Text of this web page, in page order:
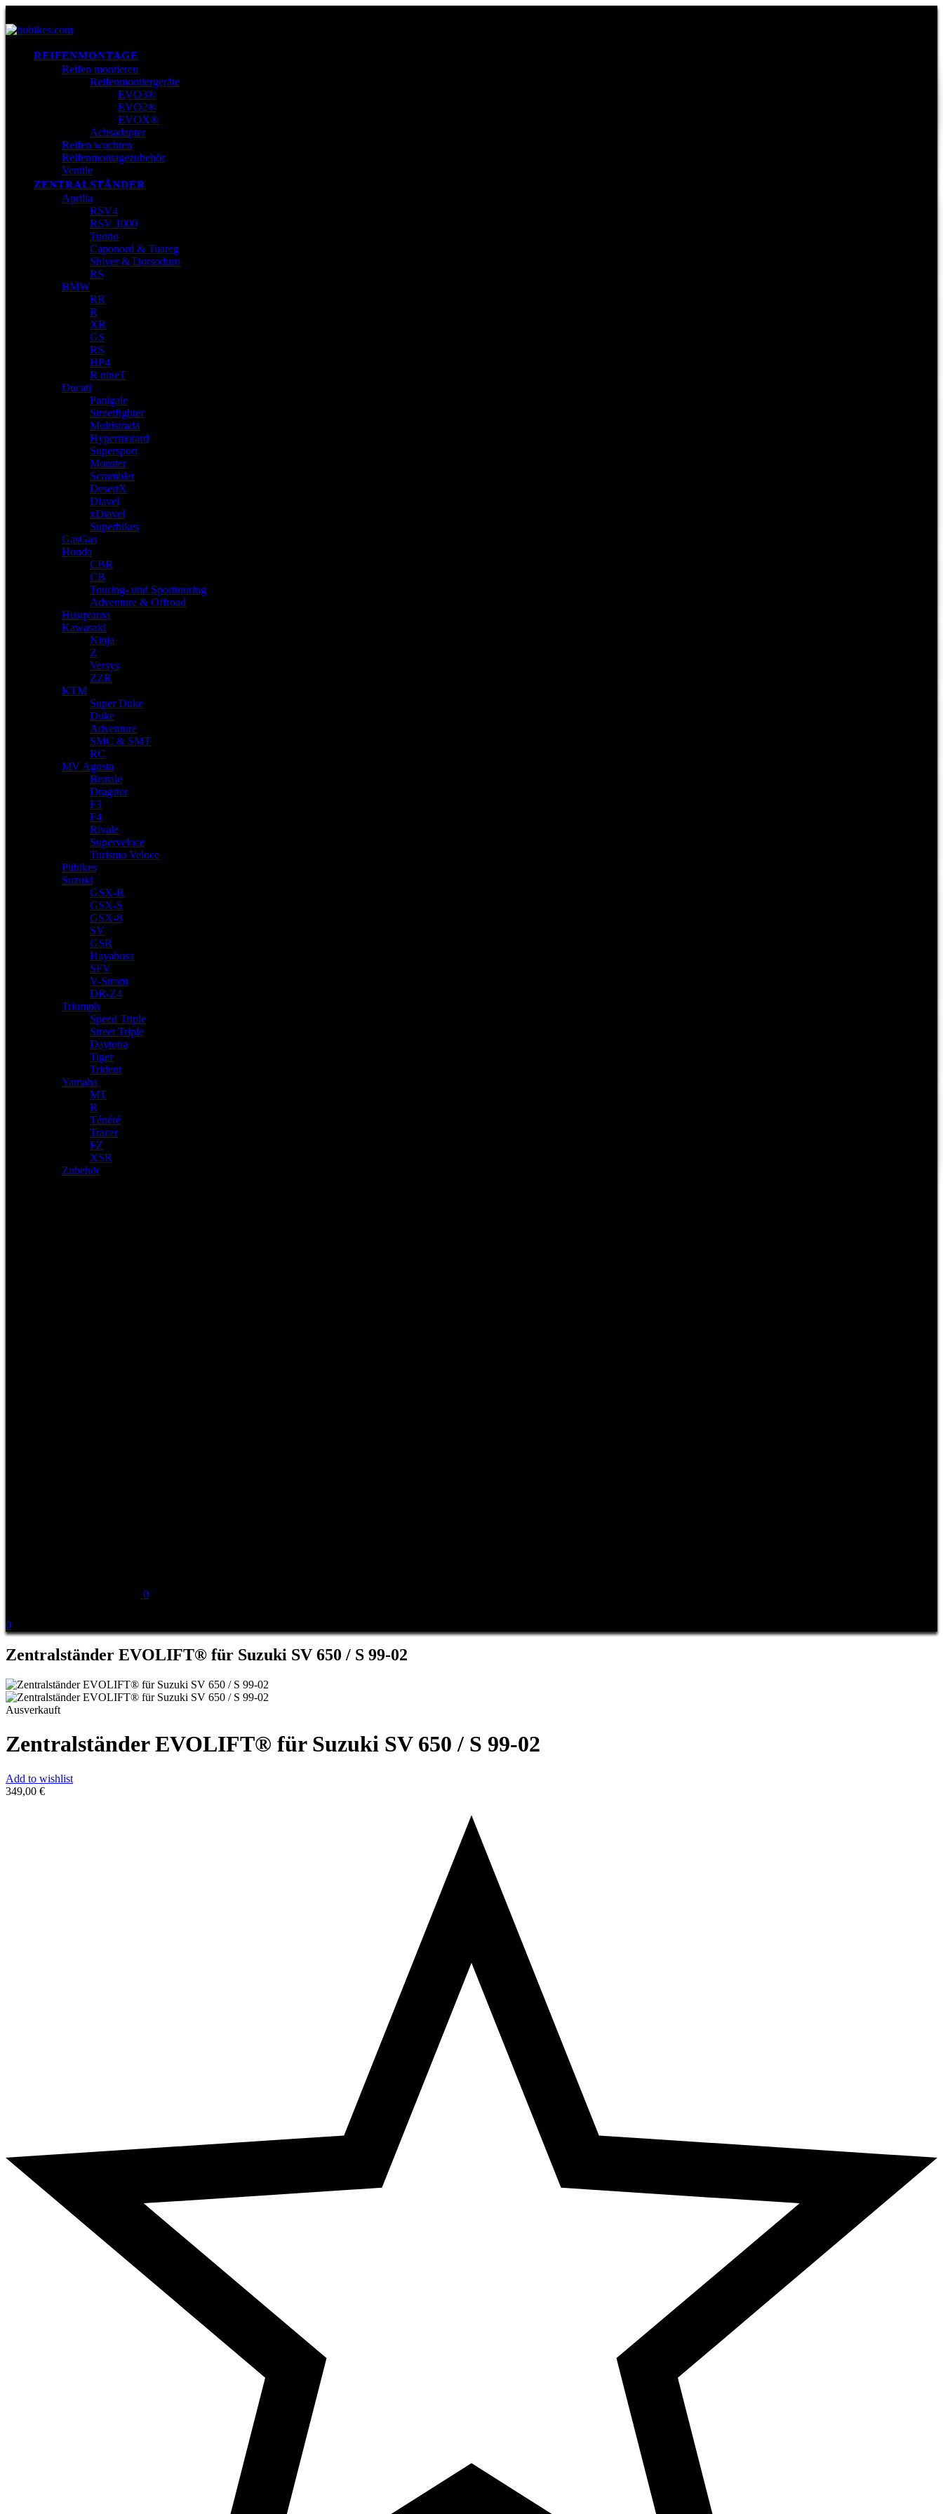
REIFENMONTAGE
Reifen montieren
Reifenmontiergeräte
EVO3®
EVO2®
EVOX®
Achsadapter
Reifen wuchten
Reifenmontagezubehör
Ventile
ZENTRALSTÄNDER
Aprilia
RSV4
RSV 1000
Tuono
Caponord & Tuareg
Shiver & Dorsoduro
RS
BMW
RR
R
XR
GS
RS
HP4
R nineT
Ducati
Panigale
Streetfighter
Multistrada
Hypermotard
Supersport
Monster
Scrambler
DesertX
Diavel
xDiavel
Superbikes
GasGas
Honda
CBR
CB
Touring- und Sporttouring
Adventure & Offroad
Husqvarna
Kawasaki
Ninja
Z
Versys
ZZR
KTM
Super Duke
Duke
Adventure
SMC & SMT
RC
MV Agusta
Brutale
Dragster
F3
F4
Rivale
Superveloce
Turismo Veloce
Pitbikes
Suzuki
GSX-R
GSX-S
GSX-8
SV
GSR
Hayabusa
SFV
V-Strom
DR-Z4
Triumph
Speed Triple
Street Triple
Daytona
Tiger
Trident
Yamaha
MT
R
Ténéré
Tracer
FZ
XSR
Zubehör
0
0
Zentralständer EVOLIFT® für Suzuki SV 650 / S 99-02
Ausverkauft
Zentralständer EVOLIFT® für Suzuki SV 650 / S 99-02
Add to wishlist
349,00 €